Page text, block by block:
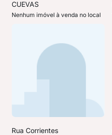
CUEVAS
Nenhum imóvel à venda no local
Rua Corrientes